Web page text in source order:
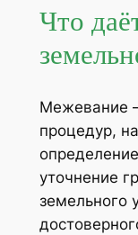
Что
Межевание
процедур,
уточнение
земельного